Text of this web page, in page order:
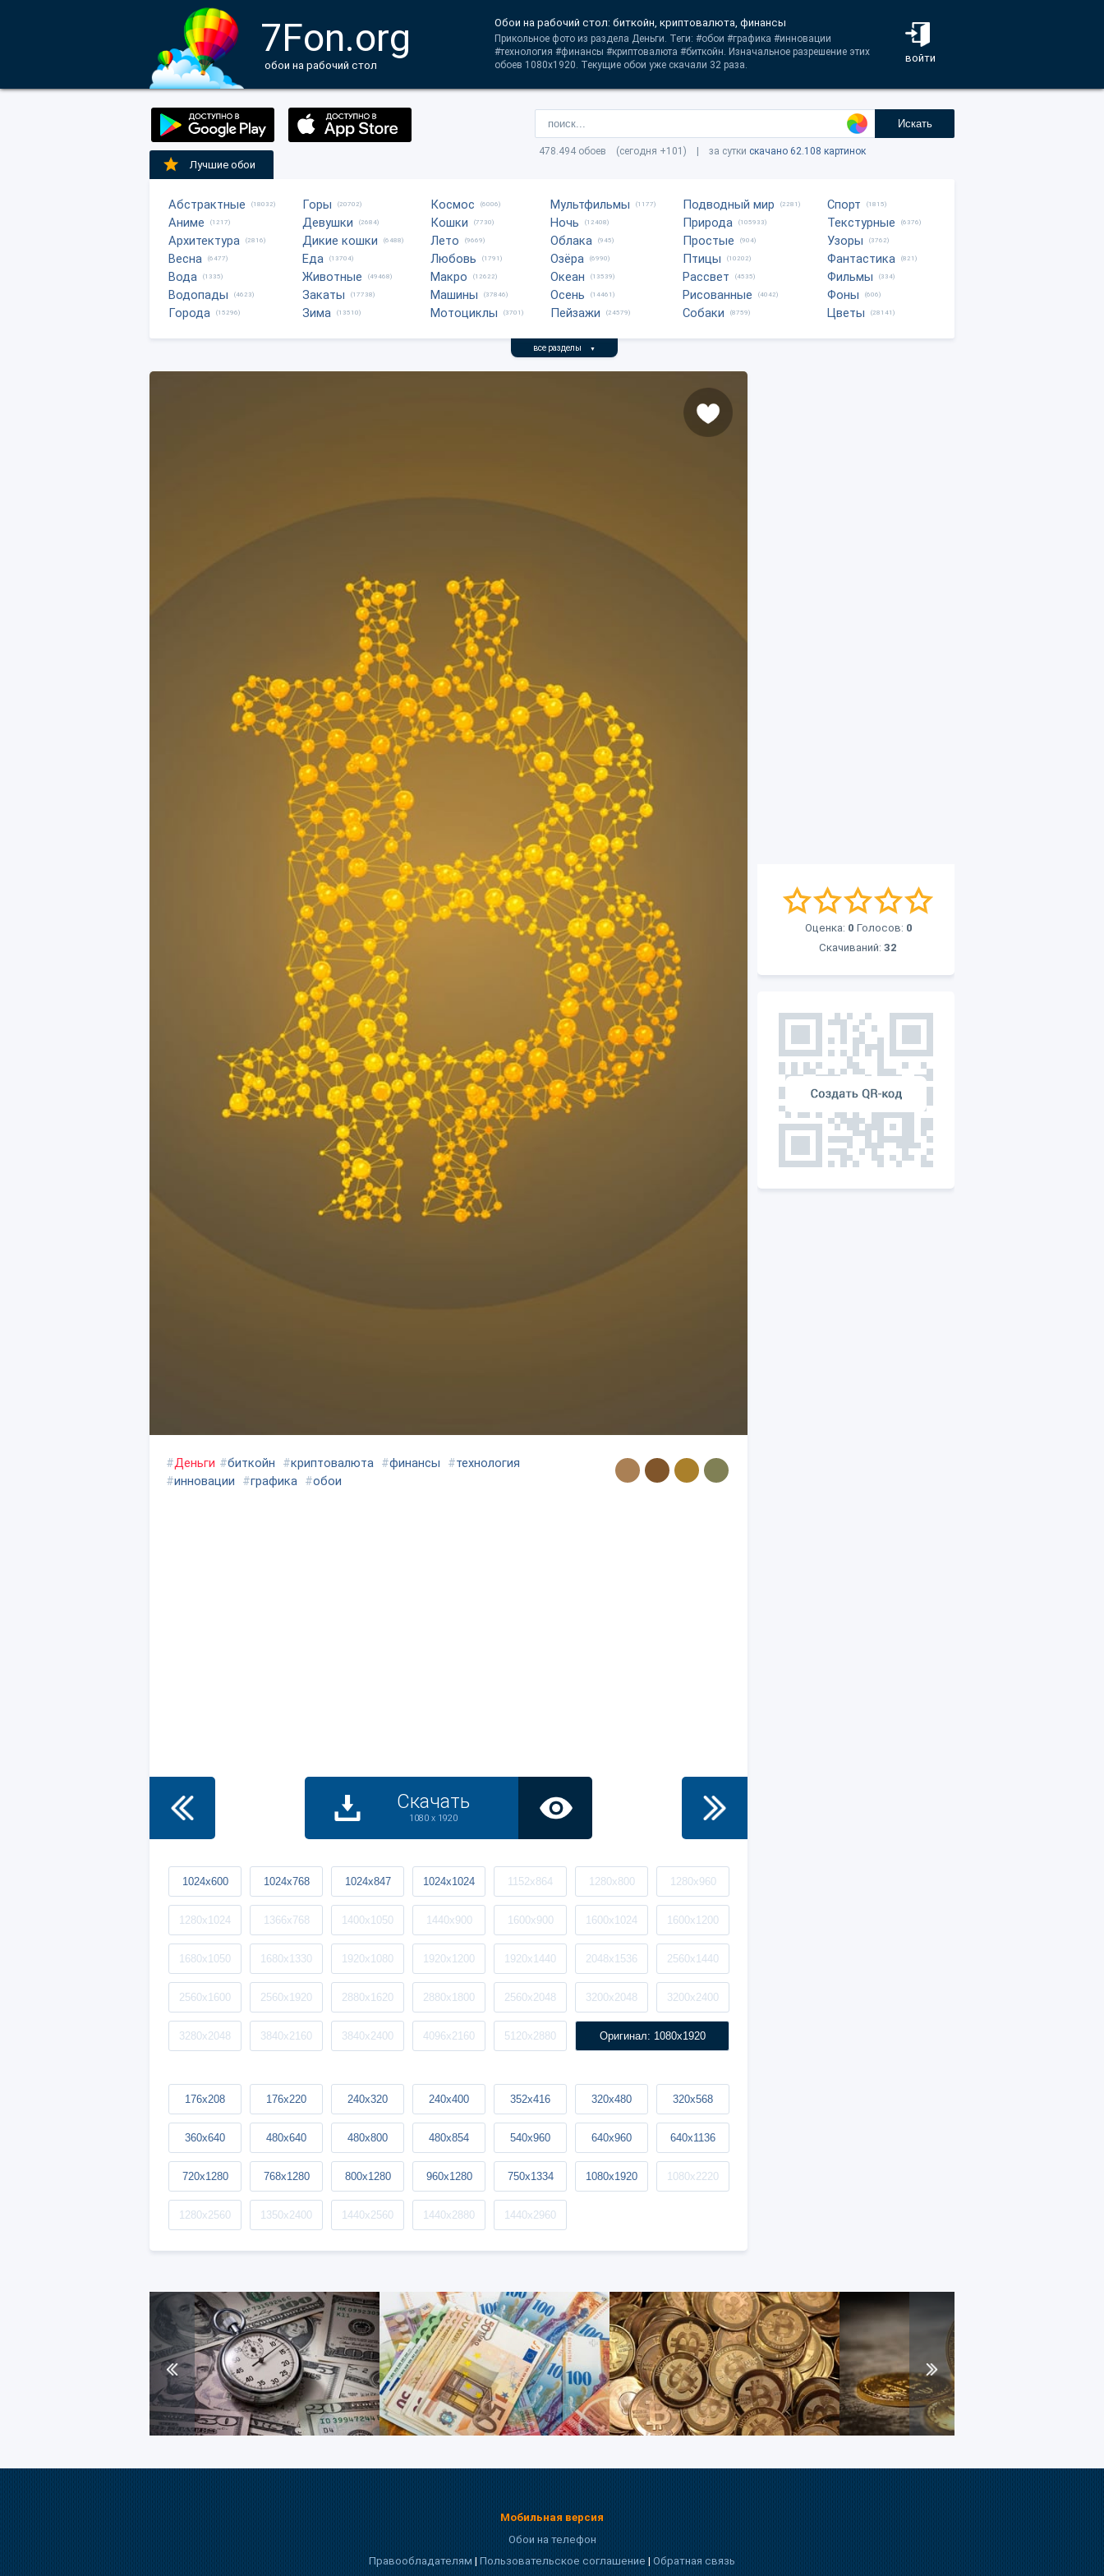
7Fon.org
обои на рабочий стол
войти
Обои на рабочий стол: биткойн, криптовалюта, финансы
Прикольное фото из раздела Деньги. Теги: #обои #графика #инновации
#технология #финансы #криптовалюта #биткойн. Изначальное разрешение этих
обоев 1080x1920. Текущие обои уже скачали 32 раза.
Искать
478.494 обоев (сегодня +101) | за сутки скачано 62.108 картинок
Лучшие обои
Абстрактные (18032)
Аниме (1217)
Архитектура (2816)
Весна (6477)
Вода (1335)
Водопады (4623)
Города (15296)
Горы (20702)
Девушки (2684)
Дикие кошки (6488)
Еда (13704)
Животные (49468)
Закаты (17738)
Зима (13510)
Космос (6006)
Кошки (7730)
Лето (9669)
Любовь (1791)
Макро (12622)
Машины (37846)
Мотоциклы (3701)
Мультфильмы (1177)
Ночь (12408)
Облака (945)
Озёра (6990)
Океан (13539)
Осень (14461)
Пейзажи (24579)
Подводный мир (2281)
Природа (105933)
Простые (904)
Птицы (10202)
Рассвет (4535)
Рисованные (4042)
Собаки (8759)
Спорт (1815)
Текстурные (6376)
Узоры (3762)
Фантастика (821)
Фильмы (334)
Фоны (606)
Цветы (28141)
все разделы ▼
Оценка: 0 Голосов: 0
Скачиваний: 32
#Деньги #биткойн #криптовалюта #финансы #технология
#инновации #графика #обои
Скачать
1080 x 1920
1024x600 1024x768 1024x847 1024x1024 1152x864 1280x800 1280x960
1280x1024 1366x768 1400x1050 1440x900 1600x900 1600x1024 1600x1200
1680x1050 1680x1330 1920x1080 1920x1200 1920x1440 2048x1536 2560x1440
2560x1600 2560x1920 2880x1620 2880x1800 2560x2048 3200x2048 3200x2400
3280x2048 3840x2160 3840x2400 4096x2160 5120x2880 Оригинал: 1080x1920
176x208 176x220 240x320 240x400 352x416 320x480 320x568
360x640 480x640 480x800 480x854 540x960 640x960 640x1136
720x1280 768x1280 800x1280 960x1280 750x1334 1080x1920 1080x2220
1280x2560 1350x2400 1440x2560 1440x2880 1440x2960
Мобильная версия
Обои на телефон
Правообладателям|Пользовательское соглашение|Обратная связь